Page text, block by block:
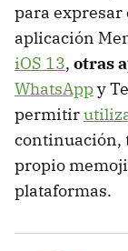
para expresar
aplicación
iOS 13, otras
WhatsAppy
permitir
continuación,
propio
plataformas.